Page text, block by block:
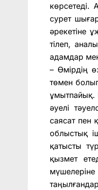
көрсетеді.
сурет
әрекетіне
тілеп,
адамдар
– Өмірдің
төмен
ұмытпайық.
әуелі
саясат пен
облыстық
қатысты
қызмет